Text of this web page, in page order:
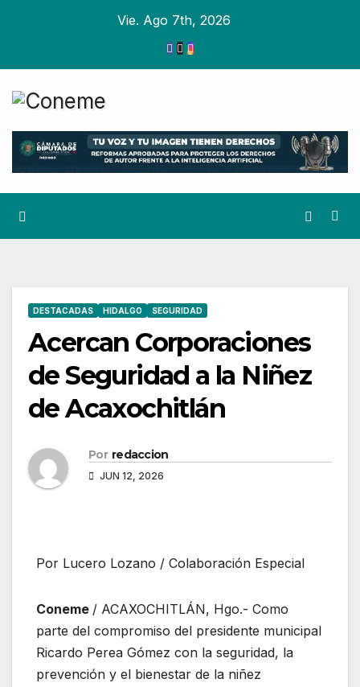
Vie. Ago 7th, 2026
DESTACADAS HIDALGO SEGURIDAD
Acercan Corporaciones
de Seguridad a la Niñez
de Acaxochitlán
Por redaccion
JUN 12, 2026
Por Lucero Lozano / Colaboración Especial
Coneme / ACAXOCHITLÁN, Hgo.- Como
parte del compromiso del presidente municipal
Ricardo Perea Gómez con la seguridad, la
prevención y el bienestar de la niñez